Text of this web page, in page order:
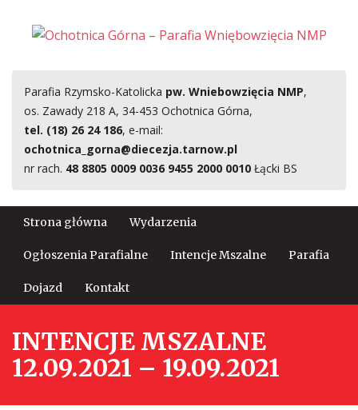
Parafia Rzymsko-Katolicka pw. Wniebowzięcia NMP,
os. Zawady 218 A, 34-453 Ochotnica Górna,
tel. (18) 26 24 186, e-mail:
ochotnica_gorna@diecezja.tarnow.pl
nr rach. 48 8805 0009 0036 9455 2000 0010 Łącki BS
Strona główna Wydarzenia
Ogłoszenia Parafialne Intencje Mszalne Parafia
Dojazd Kontakt
INTENCJE MSZALNE
12.09.2021 – 19.09.2021